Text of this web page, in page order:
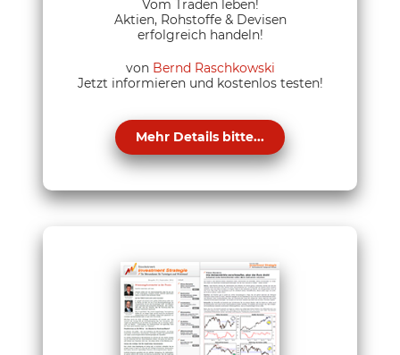
Vom Traden leben!
Aktien, Rohstoffe & Devisen
erfolgreich handeln!
von Bernd Raschkowski
Jetzt informieren und kostenlos testen!
Mehr Details bitte...